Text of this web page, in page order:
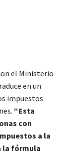
el Ministerio
en un
impuestos
“Esta
con
a la
la fórmula